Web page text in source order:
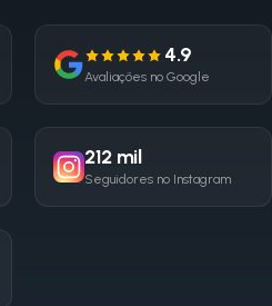
4.9
Avaliações no Google
212 mil
Seguidores no Instagram